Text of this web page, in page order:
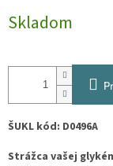
cena:
Skladom
ŠUKL kód: D0496A
Strážca vašej